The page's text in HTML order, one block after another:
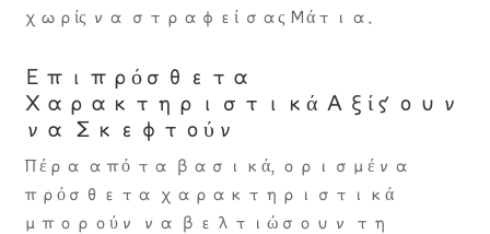
χωρίς να στραφεί σας Μάτια.
Επιπρόσθετα
Χαρακτηριστικά Αξίζουν
να Σκεφτούν
Πέρα από τα βασικά, ορισμένα
πρόσθετα χαρακτηριστικά
μπορούν να βελτιώσουν τη